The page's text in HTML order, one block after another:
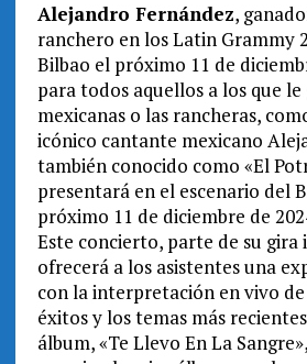
Alejandro Fernández,
ranchero en los Latin Grammy
Bilbao el próximo 11 de
para todos aquellos a los que le
mexicanas o las rancheras,
icónico cantante mexicano
también conocido como «El
presentará en el escenario del
próximo 11 de diciembre de
Este concierto, parte de su
ofrecerá a los asistentes una
con la interpretación en vivo de
éxitos y los temas más
álbum, «Te Llevo En La